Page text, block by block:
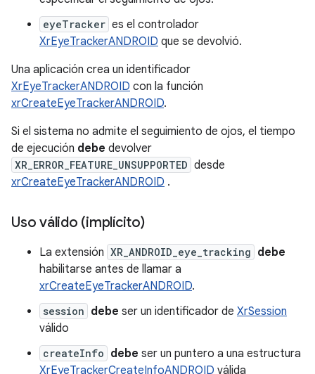
eyeTracker es el controlador
XrEyeTrackerANDROID que se devolvió.
Una aplicación crea un identificador
XrEyeTrackerANDROID con la función
xrCreateEyeTrackerANDROID.
Si el sistema no admite el seguimiento de ojos, el tiempo
de ejecución debe devolver
XR_ERROR_FEATURE_UNSUPPORTED desde
xrCreateEyeTrackerANDROID .
Uso válido (implícito)
La extensión XR_ANDROID_eye_tracking debe
habilitarse antes de llamar a
xrCreateEyeTrackerANDROID.
session debe ser un identificador de XrSession
válido
createInfo debe ser un puntero a una estructura
XrEyeTrackerCreateInfoANDROID válida